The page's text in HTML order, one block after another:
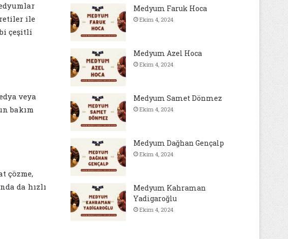
ile
çeşitli
veya
bakım
çözme,
da hızlı
Medyum Faruk Hoca
Ekim 4, 2024
Medyum Azel Hoca
Ekim 4, 2024
Medyum Samet Dönmez
Ekim 4, 2024
Medyum Dağhan Gençalp
Ekim 4, 2024
Medyum Kahraman
Yadigaroğlu
Ekim 4, 2024